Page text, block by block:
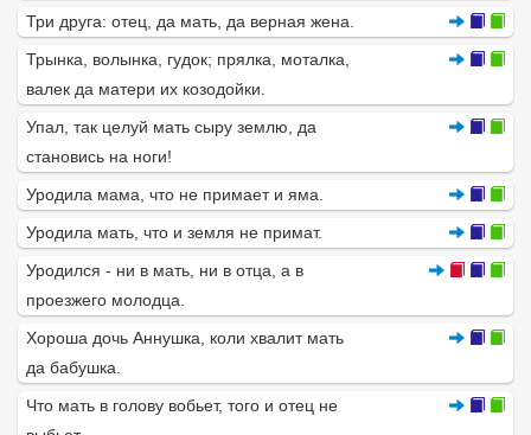
Три друга: отец, да мать, да верная жена.
Трынка, волынка, гудок; прялка, моталка,
валек да матери их козодойки.
Упал, так целуй мать сыру землю, да
становись на ноги!
Уродила мама, что не примает и яма.
Уродила мать, что и земля не примат.
Уродился - ни в мать, ни в отца, а в
проезжего молодца.
Хороша дочь Аннушка, коли хвалит мать
да бабушка.
Что мать в голову вобьет, того и отец не